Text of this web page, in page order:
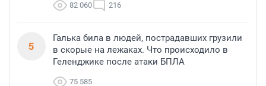
82 060 216
5
Галька била в людей, пострадавших грузили
в скорые на лежаках. Что происходило в
Геленджике после атаки БПЛА
75 585